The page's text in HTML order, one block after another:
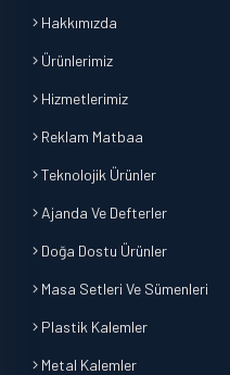
Hakkımızda
Ürünlerimiz
Hizmetlerimiz
Reklam Matbaa
Teknolojik Ürünler
Ajanda Ve Defterler
Doğa Dostu Ürünler
Masa Setleri Ve Sümenleri
Plastik Kalemler
Metal Kalemler